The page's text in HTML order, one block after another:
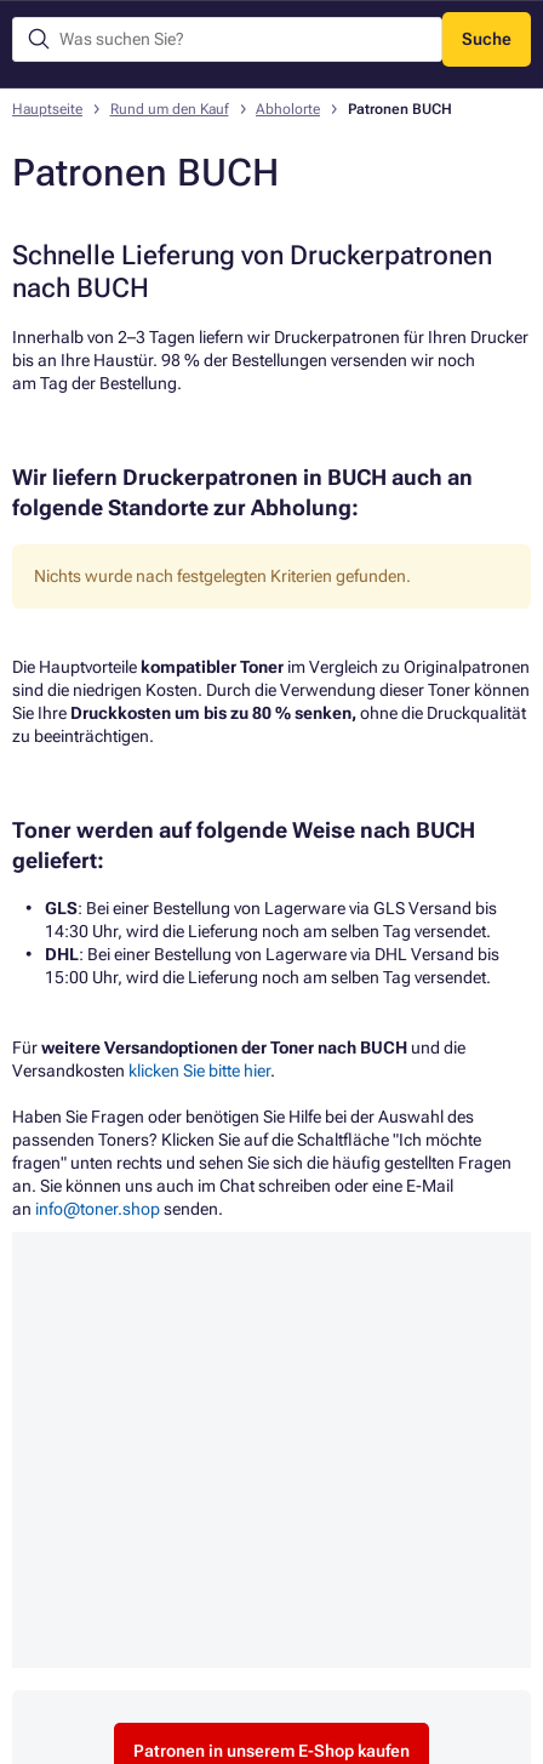
Suche
Menü
Hauptseite Rund um den Kauf Abholorte Patronen BUCH
Patronen BUCH
Schnelle Lieferung von Druckerpatronen
nach BUCH
Innerhalb von 2–3 Tagen liefern wir Druckerpatronen für Ihren Drucker
bis an Ihre Haustür. 98 % der Bestellungen versenden wir noch
am Tag der Bestellung.​
Wir liefern Druckerpatronen in BUCH auch an
folgende Standorte zur Abholung:
Nichts wurde nach festgelegten Kriterien gefunden.
Die Hauptvorteile kompatibler Toner im Vergleich zu Originalpatronen
sind die niedrigen Kosten. Durch die Verwendung dieser Toner können
Sie Ihre Druckkosten um bis zu 80 % senken,ohne die Druckqualität
zu beeinträchtigen.​
Toner werden auf folgende Weise nach BUCH
geliefert:
GLS: Bei einer Bestellung von Lagerware via GLS Versand bis
14:30 Uhr, wird die Lieferung noch am selben Tag versendet.
DHL: Bei einer Bestellung von Lagerware via DHL Versand bis
15:00 Uhr, wird die Lieferung noch am selben Tag versendet.
Fürweitere Versandoptionen der Toner nach BUCH und die
Versandkosten klicken Sie bitte hier.
Haben Sie Fragen oder benötigen Sie Hilfe bei der Auswahl des
passenden Toners? Klicken Sie auf die Schaltfläche "Ich möchte
fragen" unten rechts und sehen Sie sich die häufig gestellten Fragen
an. Sie können uns auch im Chat schreiben oder eine E-Mail
an info@toner.shopsenden.
Patronen in unserem E-Shop kaufen